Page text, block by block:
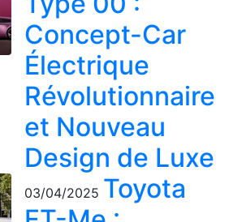
Concept-Car
Électrique
Révolutionnaire
et Nouveau
Design de Luxe
03/04/2025 Toyota